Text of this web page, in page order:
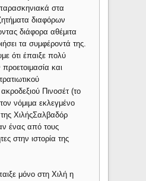
στα
διαφόρων
διάφορα αθέμιτα
τα συμφέροντά της.
ότι έπαιξε πολύ
και
Πινοσέτ (το
νόμιμα εκλεγμένο
ΧιλήςΣαλβαδόρ
ένας από τους
στην ιστορία της
μόνο στη Χιλή η